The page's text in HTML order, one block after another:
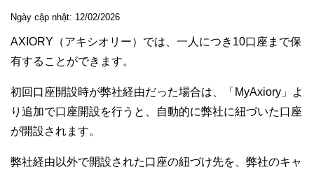
Ngày cập nhật: 12/02/2026
AXIORY（アキシオリー）では、一人につき10口座まで保
有することができます。
初回口座開設時が弊社経由だった場合は、「MyAxiory」よ
り追加で口座開設を行うと、自動的に弊社に紐づいた口座
が開設されます。
弊社経由以外で開設された口座の紐づけ先を、弊社のキャ